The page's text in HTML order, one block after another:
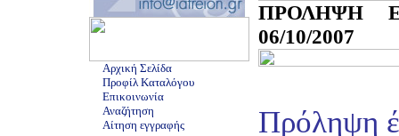
Αρχική Σελίδα
Προφίλ Καταλόγου
Επικοινωνία
Αναζήτηση
Αίτηση εγγραφής
ΠΡΟΛΗΨΗ
06/10/2007
Πρόληψη